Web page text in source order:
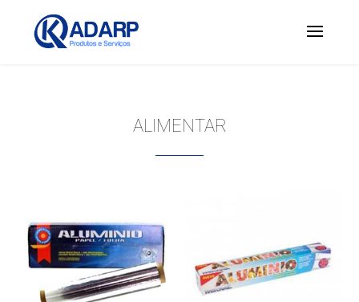
ALIMENTAR